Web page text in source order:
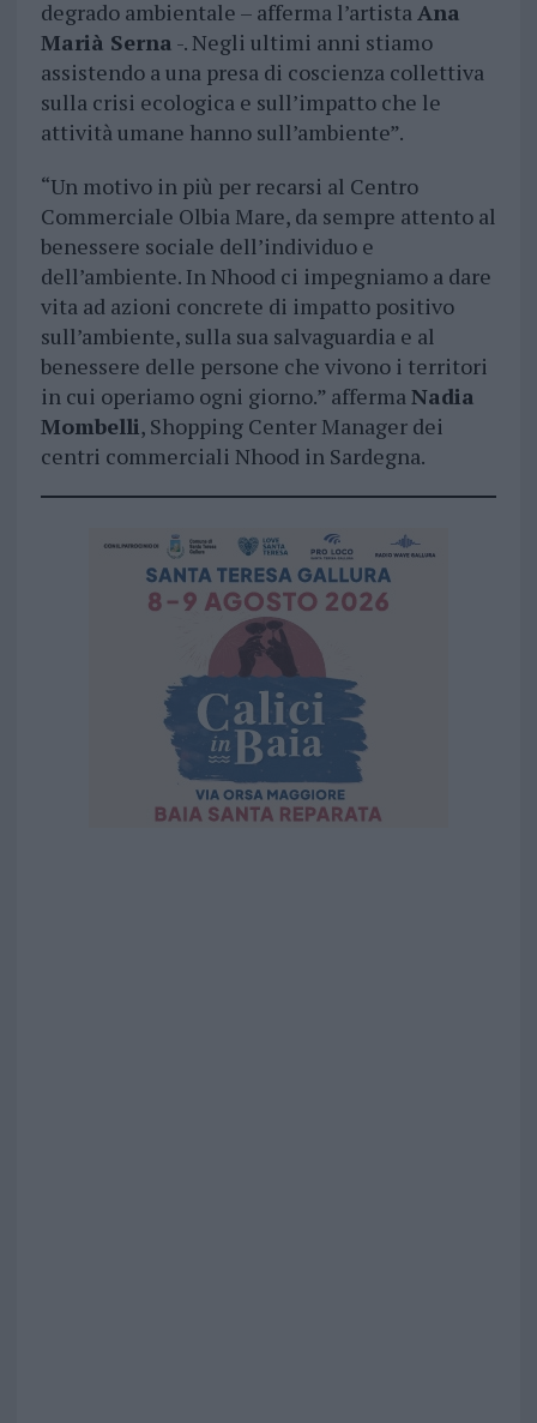
degrado ambientale – afferma l’artistaAna
Marià Serna -. Negli ultimi anni stiamo
assistendo a una presa di coscienza collettiva
sulla crisi ecologica e sull’impatto che le
attività umane hanno sull’ambiente”.
“Un motivo in più per recarsi al Centro
Commerciale Olbia Mare, da sempre attento al
benessere sociale dell’individuo e
dell’ambiente. In Nhood ci impegniamo a dare
vita ad azioni concrete di impatto positivo
sull’ambiente, sulla sua salvaguardia e al
benessere delle persone che vivono i territori
in cui operiamo ogni giorno.” affermaNadia
Mombelli, Shopping Center Manager dei
centri commerciali Nhood in Sardegna.